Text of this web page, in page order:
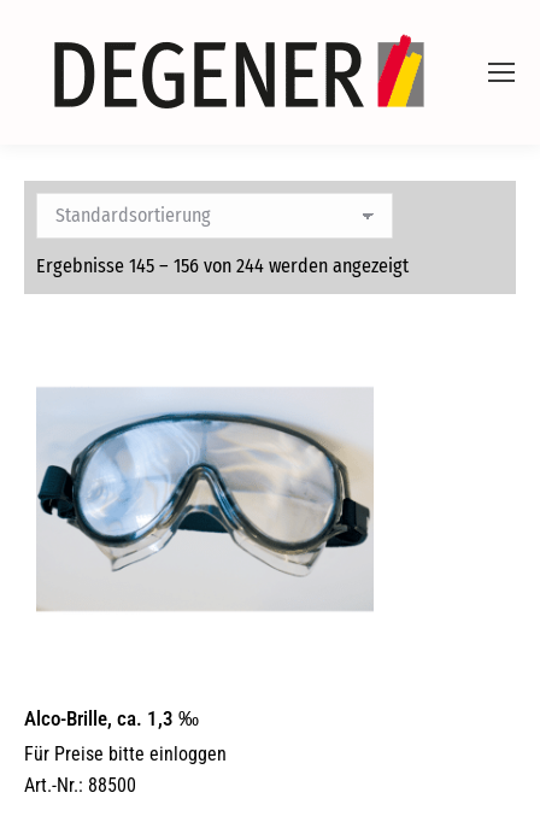
Ergebnisse 145 – 156 von 244 werden angezeigt
Alco-Brille, ca. 1,3 ‰
Für Preise bitte einloggen
Art.-Nr.: 88500